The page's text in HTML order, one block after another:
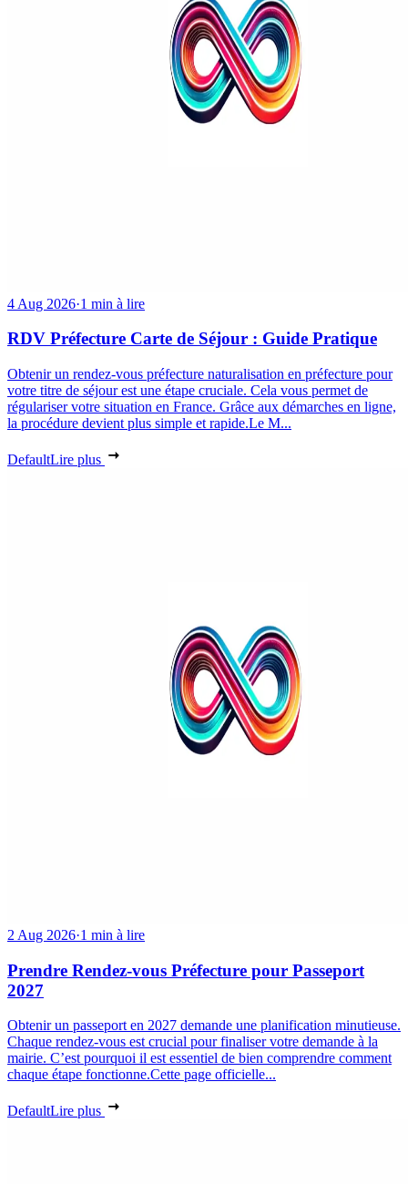
4 Aug 2026·1 min à lire
RDV Préfecture Carte de Séjour : Guide Pratique
Obtenir un rendez-vous préfecture naturalisation en préfecture pour
votre titre de séjour est une étape cruciale. Cela vous permet de
régulariser votre situation en France. Grâce aux démarches en ligne,
la procédure devient plus simple et rapide.Le M...
DefaultLire plus
2 Aug 2026·1 min à lire
Prendre Rendez-vous Préfecture pour Passeport
2027
Obtenir un passeport en 2027 demande une planification minutieuse.
Chaque rendez-vous est crucial pour finaliser votre demande à la
mairie. C’est pourquoi il est essentiel de bien comprendre comment
chaque étape fonctionne.Cette page officielle...
DefaultLire plus